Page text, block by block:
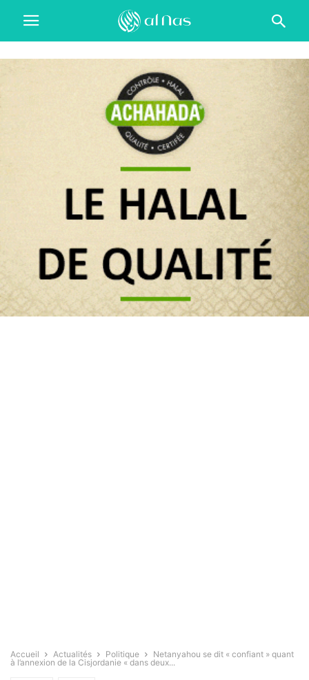
Accueil Actualités Politique
Netanyahou se dit « confiant » quant
à l’annexion de la Cisjordanie « dans deux...